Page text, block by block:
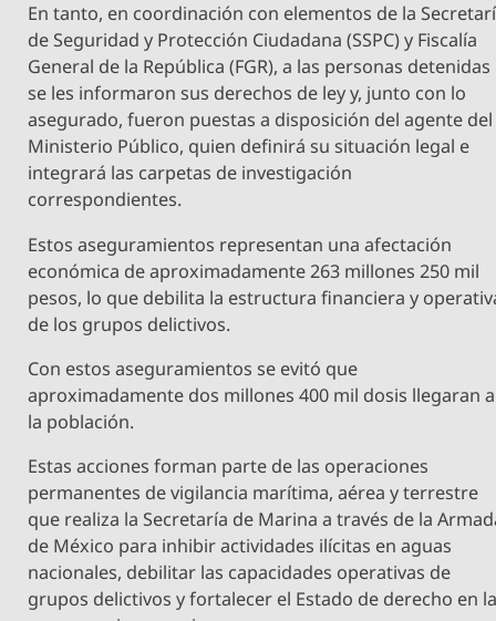
En tanto, en coordinación con elementos de la
de Seguridad y Protección Ciudadana (SSPC) y Fiscalía
General de la República (FGR), a las personas detenidas
se les informaron sus derechos de ley y, junto con lo
asegurado, fueron puestas a disposición del agente del
Ministerio Público, quien definirá su situación legal e
integrará las carpetas de investigación
correspondientes.
Estos aseguramientos representan una afectación
económica de aproximadamente 263 millones 250 mil
pesos, lo que debilita la estructura financiera y
de los grupos delictivos.
Con estos aseguramientos se evitó que
aproximadamente dos millones 400 mil dosis llegaran a
la población.
Estas acciones forman parte de las operaciones
permanentes de vigilancia marítima, aérea y terrestre
que realiza la Secretaría de Marina a través de la
de México para inhibir actividades ilícitas en aguas
nacionales, debilitar las capacidades operativas de
grupos delictivos y fortalecer el Estado de derecho en